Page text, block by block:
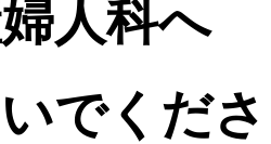
人科へ
でくだ